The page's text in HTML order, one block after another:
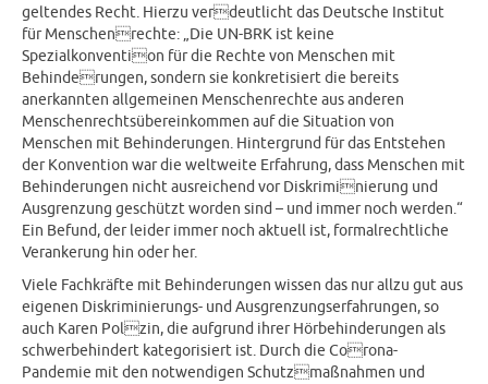
geltendes Recht. Hierzu verdeutlicht das Deutsche Institut
für Menschenrechte: „Die UN-BRK ist keine
Spezialkonvention für die Rechte von Menschen mit
Behinderungen, sondern sie konkretisiert die bereits
anerkannten allgemeinen Menschenrechte aus anderen
Menschenrechtsübereinkommen auf die Situation von
Menschen mit Behinderungen. Hintergrund für das Entstehen
der Konvention war die weltweite Erfahrung, dass Menschen mit
Behinderungen nicht ausreichend vor Diskriminierung und
Ausgrenzung geschützt worden sind – und immer noch werden.“
Ein Befund, der leider immer noch aktuell ist, formalrechtliche
Verankerung hin oder her.
Viele Fachkräfte mit Behinderungen wissen das nur allzu gut aus
eigenen Diskriminierungs- und Ausgrenzungserfahrungen, so
auch Karen Polzin, die aufgrund ihrer Hörbehinderungen als
schwerbehindert kategorisiert ist. Durch die Corona-
Pandemie mit den notwendigen Schutzmaßnahmen und